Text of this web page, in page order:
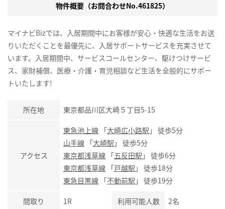
物件概要（お問合わせNo.461825）
マイナビBizでは、入居期間中にお客様が安心・快適な生活をお送
りいただくことを最優先に、入居サポートサービスを充実させて
います。入居期間中、サービスコールセンター、駆けつけサービ
ス、家財補償、医療・介護・育児相談など生活を全般的にサポー
トいたします!
所在地 東京都品川区大崎５丁目5-15
アクセス
東急池上線 「大崎広小路駅 」 徒歩5分
山手線 「大崎駅 」 徒歩5分
東京都浅草線 「五反田駅 」 徒歩6分
東京都浅草線 「戸越駅 」 徒歩18分
東急目黒線 「不動前駅 」 徒歩19分
間取り 1R 利用可能人数 2名